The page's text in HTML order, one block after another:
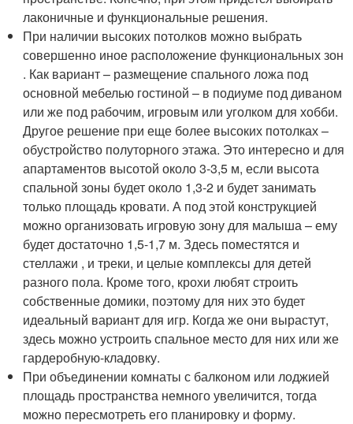
лаконичные и функциональные решения.
При наличии высоких потолков можно выбрать
совершенно иное расположение функциональных зон
. Как вариант – размещение спального ложа под
основной мебелью гостиной – в подиуме под диваном
или же под рабочим, игровым или уголком для хобби.
Другое решение при еще более высоких потолках –
обустройство полуторного этажа. Это интересно и для
апартаментов высотой около 3-3,5 м, если высота
спальной зоны будет около 1,3-2 и будет занимать
только площадь кровати. А под этой конструкцией
можно организовать игровую зону для малыша – ему
будет достаточно 1,5-1,7 м. Здесь поместятся и
стеллажи , и треки, и целые комплексы для детей
разного пола. Кроме того, крохи любят строить
собственные домики, поэтому для них это будет
идеальный вариант для игр. Когда же они вырастут,
здесь можно устроить спальное место для них или же
гардеробную-кладовку.
При объединении комнаты с балконом или лоджией
площадь пространства немного увеличится, тогда
можно пересмотреть его планировку и форму.